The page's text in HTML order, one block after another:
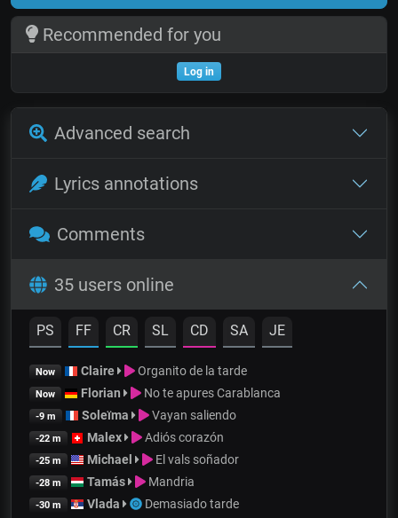
Recommended for you
Log in
Advanced search
Lyrics annotations
Comments
35 users online
PS FF CR SL CD SA JE
Now Claire Organito de la tarde
Now Florian No te apures Carablanca
-9 m Soleïma Vayan saliendo
-22 m Malex Adiós corazón
-25 m Michael El vals soñador
-28 m Tamás Mandria
-30 m Vlada Demasiado tarde